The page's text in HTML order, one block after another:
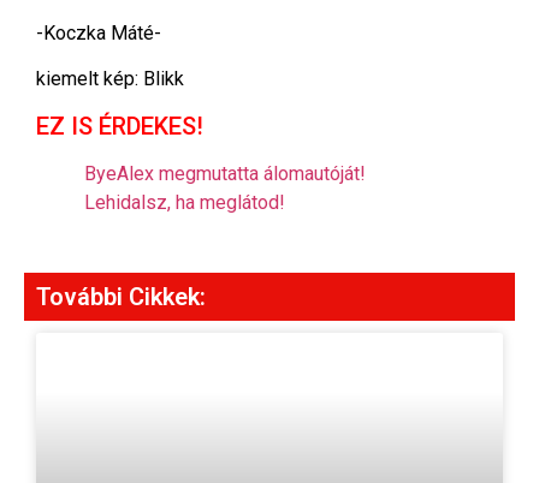
-Koczka Máté-
kiemelt kép: Blikk
EZ IS ÉRDEKES!
ByeAlex megmutatta álomautóját!
Lehidalsz, ha meglátod!
További Cikkek: